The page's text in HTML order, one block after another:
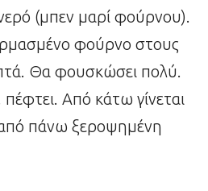
(μπεν μαρί φούρνου).
φούρνο στους
Θα φουσκώσει πολύ.
Από κάτω γίνεται
πάνω ξεροψημένη